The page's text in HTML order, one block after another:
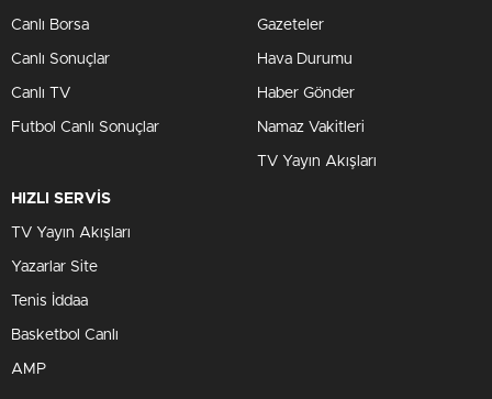
Canlı Borsa
Canlı Sonuçlar
Canlı TV
Futbol Canlı Sonuçlar
Gazeteler
Hava Durumu
Haber Gönder
Namaz Vakitleri
TV Yayın Akışları
HIZLI SERVİS
TV Yayın Akışları
Yazarlar Site
Tenis İddaa
Basketbol Canlı
AMP